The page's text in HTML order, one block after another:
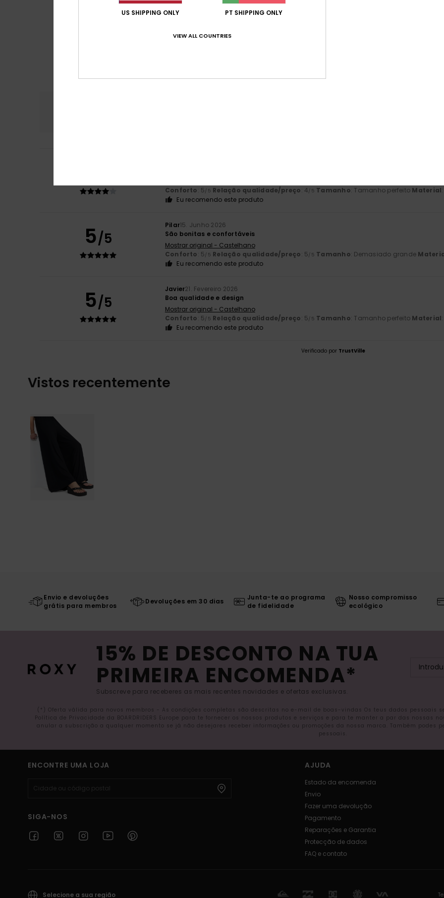
100% dos nossos clientes recomendam este produto
Conforto: 5/5 Relação qualidade/preço: 4/5 Tamanho: Tamanho perfeito Material
Eu recomendo este produto
5/5
Pilar15. Junho 2026
São bonitas e confortáveis
Mostrar original - Castelhano
Conforto: 5/5 Relação qualidade/preço: 5/5 Tamanho: Demasiado grande
Eu recomendo este produto
5/5
Javier21. Fevereiro 2026
Boa qualidade e design
Mostrar original - Castelhano
Conforto: 5/5 Relação qualidade/preço: 5/5 Tamanho: Tamanho perfeito Material
Eu recomendo este produto
Verificado por TrustVille
Vistos recentemente
Envio e devoluções
grátis para membros
Devoluções em 30 dias
Junta-te ao programa
de fidelidade
Nosso compromisso
ecológico
15% DE DESCONTO NA TUA
PRIMEIRA ENCOMENDA*
Subscreve para receberes as mais recentes novidades e ofertas exclusivas.
(*) Oferta válida para novos membros - As condições completas são descritas no e-mail de boas-vindas Os teus dados pessoais
Política de Privacidade da BOARDRIDERS Europe para te fornecer os nossos produtos e serviços e para te manter a par das nossas
anular a subscrição a qualquer momento se já não desejares receber informações ou promoções da nossa marca. Também
pessoais.
ENCONTRE UMA LOJA
SIGA-NOS
AJUDA
Estado da encomenda
Envio
Fazer uma devolução
Pagamento
Reparações e Garantia
Protecção de dados
FAQ e contato
Selecione a sua região
US SHIPPING ONLY PT SHIPPING ONLY
VIEW ALL COUNTRIES